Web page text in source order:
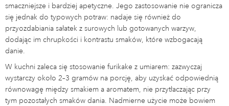
smaczniejsze i bardziej apetyczne. Jego zastosowanie nie ogranicza
się jednak do typowych potraw: nadaje się również do
przyozdabiania sałatek z surowych lub gotowanych warzyw,
dodając im chrupkości i kontrastu smaków, które wzbogacają
danie.
W kuchni zaleca się stosowanie furikake z umiarem: zazwyczaj
wystarczy około 2–3 gramów na porcję, aby uzyskać odpowiednią
równowagę między smakiem a aromatem, nie przytłaczając przy
tym pozostałych smaków dania. Nadmierne użycie może bowiem